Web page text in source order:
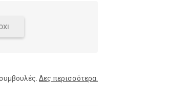
Δες περισσότερα.